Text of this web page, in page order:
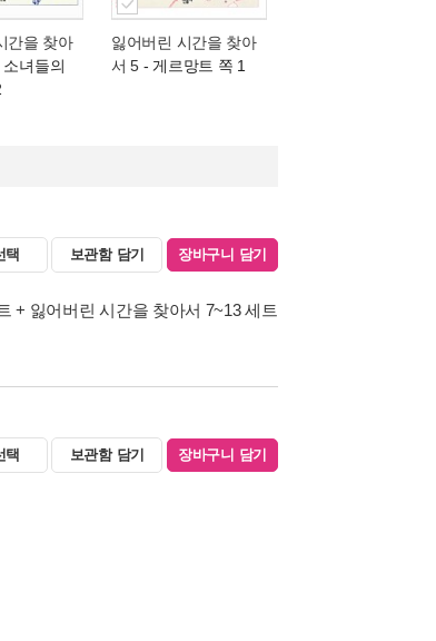
간을 찾아
녀들의
잃어버린 시간을 찾아
서 5 - 게르망트 쪽 1
택 보관함 담기 장바구니 담기
+ 잃어버린 시간을 찾아서 7~13 세트
택 보관함 담기 장바구니 담기